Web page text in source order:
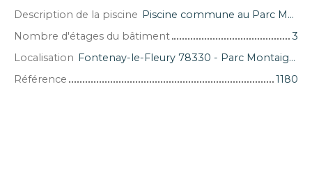
Description de la piscine
Piscine commune au Parc Montaigne
Nombre d'étages du bâtiment
3
Localisation
Fontenay-le-Fleury 78330 - Parc Montaigne
Référence
1180